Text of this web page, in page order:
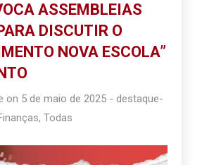
ASSEMBLEIAS
DISCUTIR O
NOVA ESCOLA”
on 5 de maio de 2025 -destaque-
,Todas